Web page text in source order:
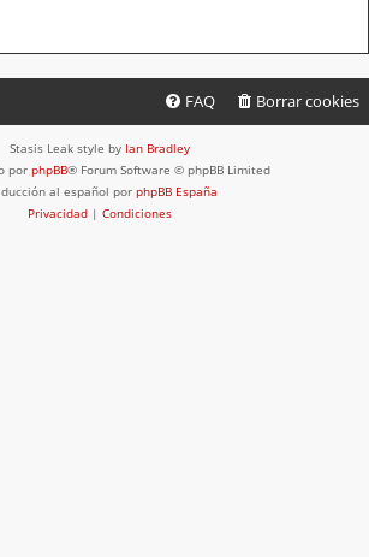
Borrar cookies
FAQ
Stasis Leak style by Ian Bradley
por phpBB® Forum Software © phpBB Limited
al español por phpBB España
Privacidad | Condiciones